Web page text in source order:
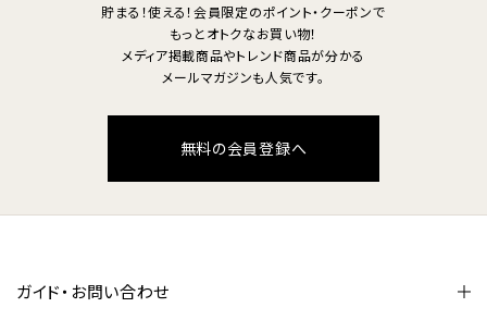
貯まる！使える！会員限定のポイント・クーポンで
もっとオトクなお買い物！
メディア掲載商品やトレンド商品が分かる
メールマガジンも人気です。
無料の会員登録へ
ガイド・お問い合わせ